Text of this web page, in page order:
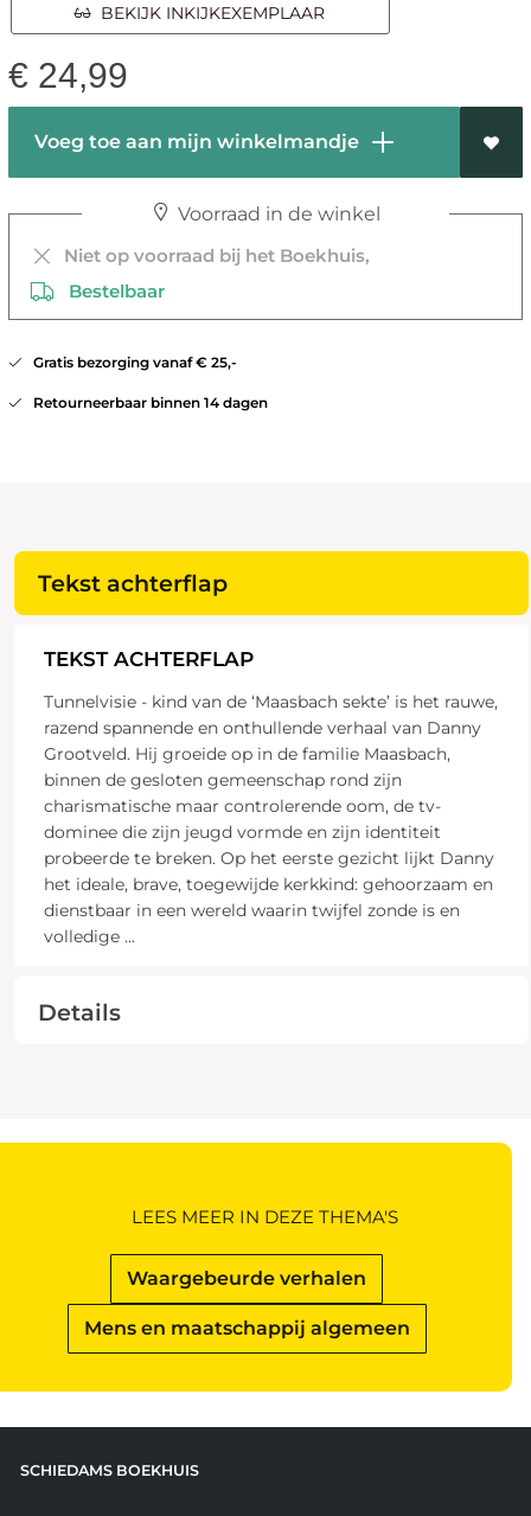
BEKIJK INKIJKEXEMPLAAR
€ 24,99
Voeg toe aan mijn winkelmandje
Voorraad in de winkel
Niet op voorraad bij het Boekhuis,
Bestelbaar
Gratis bezorging vanaf € 25,-
Retourneerbaar binnen 14 dagen
Tekst achterflap
TEKST ACHTERFLAP
Tunnelvisie - kind van de ‘Maasbach sekte’ is het rauwe,
razend spannende en onthullende verhaal van Danny
Grootveld. Hij groeide op in de familie Maasbach,
binnen de gesloten gemeenschap rond zijn
charismatische maar controlerende oom, de tv-
dominee die zijn jeugd vormde en zijn identiteit
probeerde te breken. Op het eerste gezicht lijkt Danny
het ideale, brave, toegewijde kerkkind: gehoorzaam en
dienstbaar in een wereld waarin twijfel zonde is en
volledige ...
Details
Waargebeurde verhalen
Mens en maatschappij algemeen
LEES MEER IN DEZE THEMA'S
SCHIEDAMS BOEKHUIS